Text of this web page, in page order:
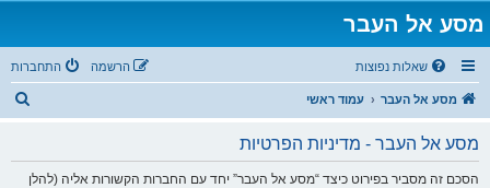
מסע אל העבר
שאלות נפוצות התחברות הרשמה
מסע אל העבר עמוד ראשי
מסע אל העבר - מדיניות הפרטיות
הסכם זה מסביר בפירוט כיצד “מסע אל העבר” יחד עם החברות הקשורות אליה (להלן